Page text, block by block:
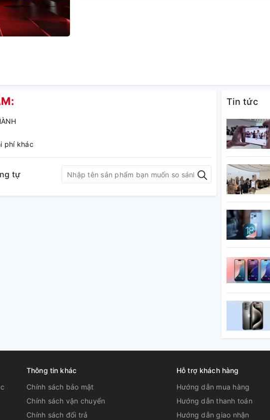
phí khác
tự
Tin tức
Thông tin khác
Chính sách bảo mật
Chính sách vận chuyển
Chính sách đổi trả
Hỗ trợ khách hàng
Hướng dẫn mua hàng
Hướng dẫn thanh toán
Hướng dẫn giao nhận